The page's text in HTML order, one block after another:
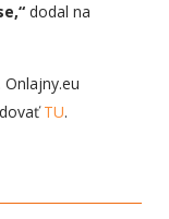
dodal na
. Onlajny.eu
TU.